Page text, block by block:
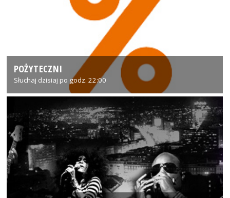
POŻYTECZNI
Słuchaj dzisiaj po godz. 22:00